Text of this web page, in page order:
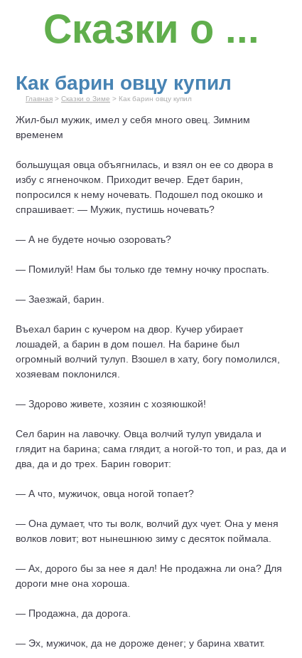
Сказки о ...
Как барин овцу купил
Главная > Сказки о Зиме > Как барин овцу купил
Жил-был мужик, имел у себя много овец. Зимним
временем
большущая овца объягнилась, и взял он ее со двора в
избу с ягненочком. Приходит вечер. Едет барин,
попросился к нему ночевать. Подошел под окошко и
спрашивает: — Мужик, пустишь ночевать?
— А не будете ночью озоровать?
— Помилуй! Нам бы только где темну ночку проспать.
— Заезжай, барин.
Въехал барин с кучером на двор. Кучер убирает
лошадей, а барин в дом пошел. На барине был
огромный волчий тулуп. Взошел в хату, богу помолился,
хозяевам поклонился.
— Здорово живете, хозяин с хозяюшкой!
Сел барин на лавочку. Овца волчий тулуп увидала и
глядит на барина; сама глядит, а ногой-то топ, и раз, да и
два, да и до трех. Барин говорит:
— А что, мужичок, овца ногой топает?
— Она думает, что ты волк, волчий дух чует. Она у меня
волков ловит; вот нынешнюю зиму с десяток поймала.
— Ах, дорого бы за нее я дал! Не продажна ли она? Для
дороги мне она хороша.
— Продажна, да дорога.
— Эх, мужичок, да не дороже денег; у барина хватит.